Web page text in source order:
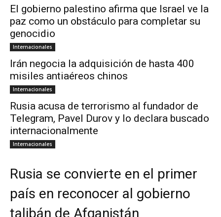
El gobierno palestino afirma que Israel ve la
paz como un obstáculo para completar su
genocidio
Internacionales
Irán negocia la adquisición de hasta 400
misiles antiaéreos chinos
Internacionales
Rusia acusa de terrorismo al fundador de
Telegram, Pavel Durov y lo declara buscado
internacionalmente
Internacionales
Rusia se convierte en el primer
país en reconocer al gobierno
talibán de Afganistán